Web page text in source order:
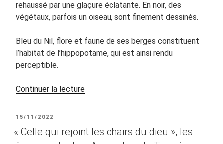
rehaussé par une glaçure éclatante. En noir, des
végétaux, parfois un oiseau, sont finement dessinés.
Bleu du Nil, flore et faune de ses berges constituent
l’habitat de l’hippopotame, qui est ainsi rendu
perceptible.
Continuer la lecturede
Musée
PUBLIÉ
LE
15/11/2022
« Celle qui rejoint les chairs du dieu », les